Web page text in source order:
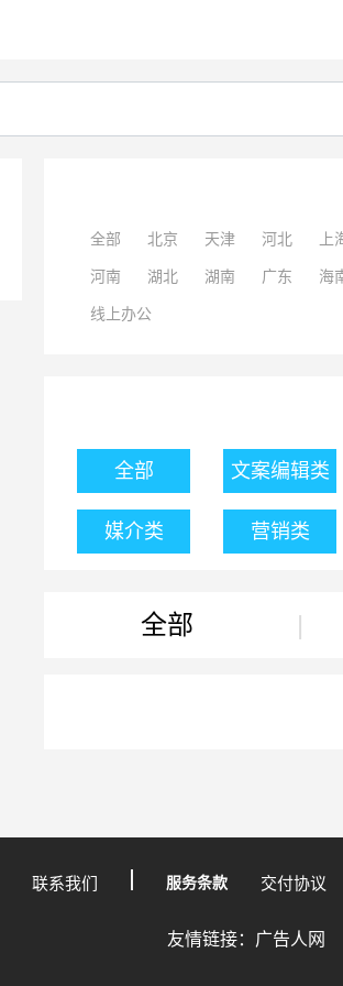
全部 北京 天津 河北 上
河南 湖北 湖南 广东 海
线上办公
全部 文案编辑类
媒介类 营销类
全部 |
联系我们 服务条款 交付协议
友情链接：广告人网